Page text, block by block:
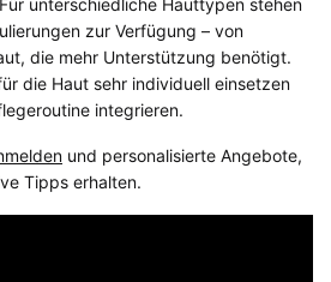
zur Verfügung – von
die mehr Unterstützung benötigt.
die Haut sehr individuell einsetzen
integrieren.
und personalisierte Angebote,
Tipps erhalten.